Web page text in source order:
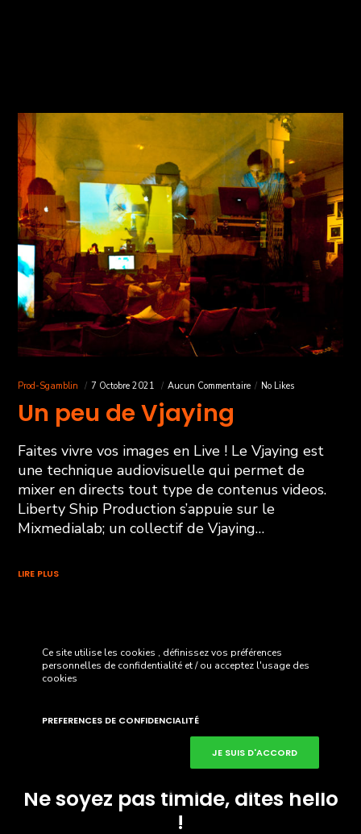
Prod-Sgamblin 7 Octobre 2021 Aucun Commentaire No Likes
Un peu de Vjaying
Faites vivre vos images en Live ! Le Vjaying est
une technique audiovisuelle qui permet de
mixer en directs tout type de contenus videos.
Liberty Ship Production s’appuie sur le
Mixmedialab; un collectif de Vjaying…
LIRE PLUS
Ne soyez pas timide, dites hello
!
Ce site utilise les cookies , définissez vos préférences
personnelles de confidentialité et / ou acceptez l'usage des
cookies
PREFERENCES DE CONFIDENCIALITÉ
JE SUIS D'ACCORD